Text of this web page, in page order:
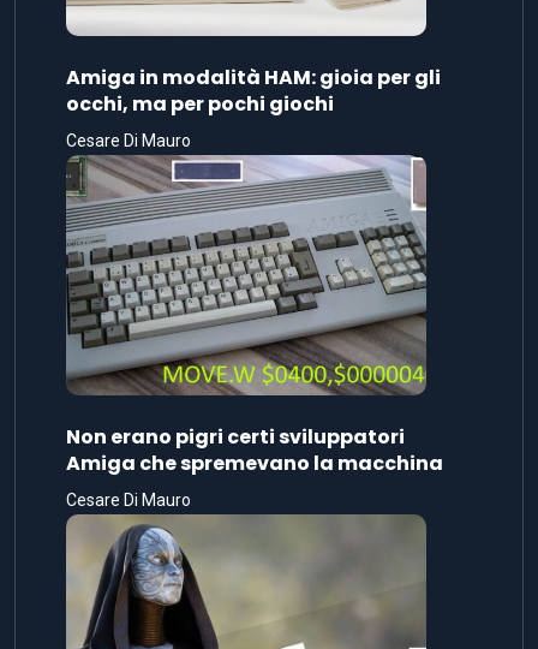
Amiga in modalità HAM: gioia per gli
occhi, ma per pochi giochi
Cesare Di Mauro
Non erano pigri certi sviluppatori
Amiga che spremevano la macchina
Cesare Di Mauro